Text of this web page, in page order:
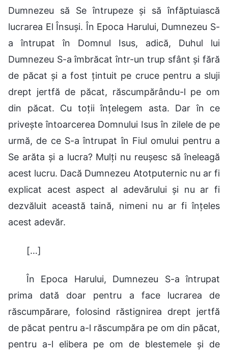
Dumnezeu să Se întrupeze și să înfăptuiască
lucrarea El Însuși. În Epoca Harului, Dumnezeu S-
a întrupat în Domnul Isus, adică, Duhul lui
Dumnezeu S-a îmbrăcat într-un trup sfânt și fără
de păcat și a fost țintuit pe cruce pentru a sluji
drept jertfă de păcat, răscumpărându-l pe om
din păcat. Cu toții înțelegem asta. Dar în ce
privește întoarcerea Domnului Isus în zilele de pe
urmă, de ce S-a întrupat în Fiul omului pentru a
Se arăta și a lucra? Mulți nu reușesc să îneleagă
acest lucru. Dacă Dumnezeu Atotputernic nu ar fi
explicat acest aspect al adevărului și nu ar fi
dezvăluit această taină, nimeni nu ar fi înțeles
acest adevăr.
[…]
În Epoca Harului, Dumnezeu S-a întrupat
prima dată doar pentru a face lucrarea de
răscumpărare, folosind răstignirea drept jertfă
de păcat pentru a-l răscumpăra pe om din păcat,
pentru a-l elibera pe om de blestemele și de